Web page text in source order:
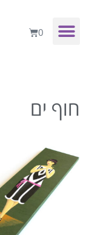
0
חוף ים